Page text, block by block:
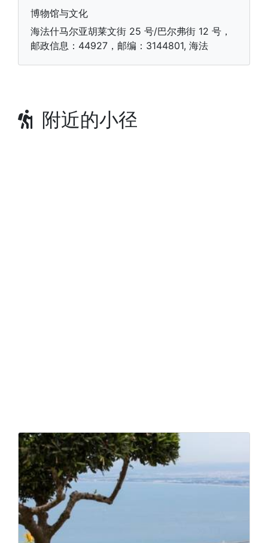
博物馆与文化
海法什马尔亚胡莱文街 25 号/巴尔弗街 12 号，
邮政信息：44927，邮编：3144801, 海法
附近的小径